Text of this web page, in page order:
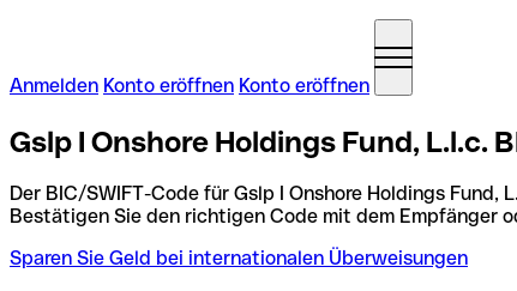
Anmelden Konto eröffnen Konto eröffnen
Gslp I Onshore Holdings Fund, L.l.c.
Der BIC/SWIFT-Code für Gslp I Onshore Holdings Fund,
Bestätigen Sie den richtigen Code mit dem Empfänger
Sparen Sie Geld bei internationalen Überweisungen